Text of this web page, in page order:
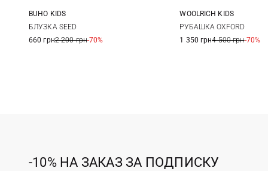
4
BUHO KIDS
БЛУЗКА SEED
660 грн2 200 грн-70%
6 8
WOOLRICH KIDS
РУБАШКА OXFORD
1 350 грн4 500 грн-70%
-10% НА ЗАКАЗ ЗА ПОДПИСКУ